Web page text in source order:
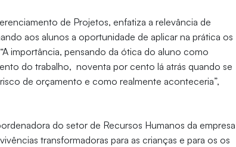
de Projetos, enfatiza a relevância de
aos alunos a oportunidade de aplicar na prática os
importância, pensando da ótica do aluno como
do trabalho, noventa por cento lá atrás quando se
de orçamento e como realmente aconteceria”,
do setor de Recursos Humanos da empresa
transformadoras para as crianças e para os os